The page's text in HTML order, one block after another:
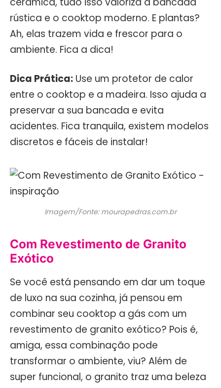
rústica e o cooktop moderno. E plantas?
Ah, elas trazem vida e frescor para o
ambiente. Fica a dica!
Dica Prática: Use um protetor de calor
entre o cooktop e a madeira. Isso ajuda a
preservar a sua bancada e evita
acidentes. Fica tranquila, existem modelos
discretos e fáceis de instalar!
Imagem/Fonte: mourapedras.com.br
Com Revestimento de Granito
Exótico
Se você está pensando em dar um toque
de luxo na sua cozinha, já pensou em
combinar seu cooktop a gás com um
revestimento de granito exótico? Pois é,
amiga, essa combinação pode
transformar o ambiente, viu? Além de
super funcional, o granito traz uma beleza